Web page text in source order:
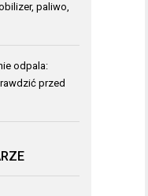
paliwo,
odpala:
przed